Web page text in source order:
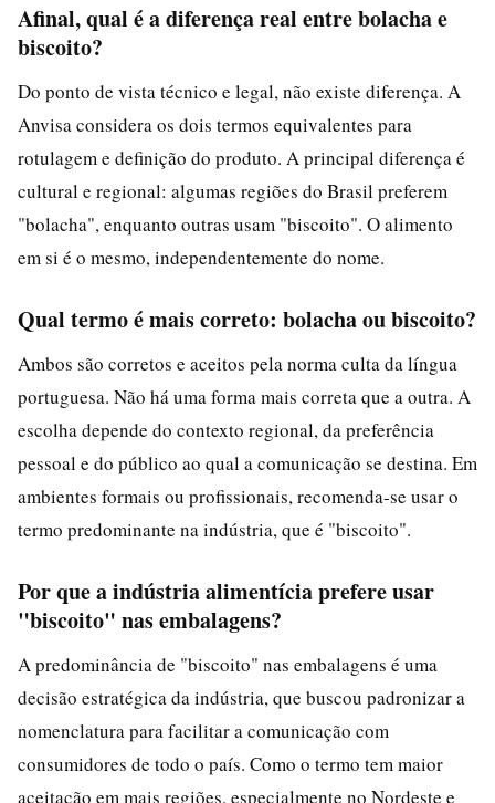
Afinal, qual é a diferença real entre bolacha e
biscoito?
Do ponto de vista técnico e legal, não existe diferença. A
Anvisa considera os dois termos equivalentes para
rotulagem e definição do produto. A principal diferença é
cultural e regional: algumas regiões do Brasil preferem
"bolacha", enquanto outras usam "biscoito". O alimento
em si é o mesmo, independentemente do nome.
Qual termo é mais correto: bolacha ou biscoito?
Ambos são corretos e aceitos pela norma culta da língua
portuguesa. Não há uma forma mais correta que a outra. A
escolha depende do contexto regional, da preferência
pessoal e do público ao qual a comunicação se destina. Em
ambientes formais ou profissionais, recomenda-se usar o
termo predominante na indústria, que é "biscoito".
Por que a indústria alimentícia prefere usar
"biscoito" nas embalagens?
A predominância de "biscoito" nas embalagens é uma
decisão estratégica da indústria, que buscou padronizar a
nomenclatura para facilitar a comunicação com
consumidores de todo o país. Como o termo tem maior
aceitação em mais regiões, especialmente no Nordeste e